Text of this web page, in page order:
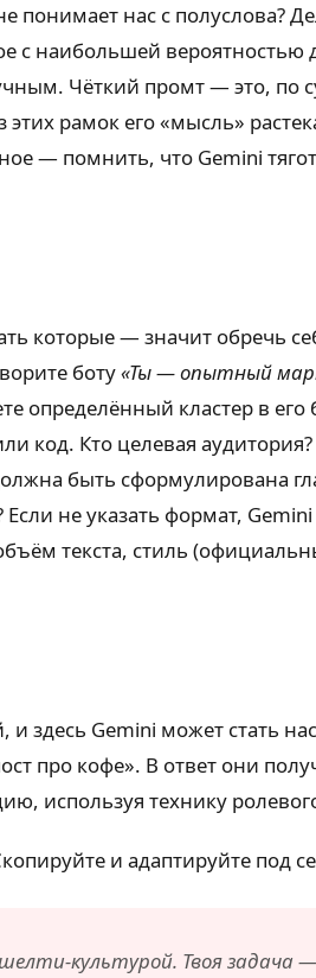
понимает нас с полуслова?
с наибольшей
Чёткий промт — это, по
рамок его «мысль»
— помнить, что Gemini
которые — значит обречь
боту«Ты — опытный
определённый кластер в
код. Кто целевая
быть сформулирована
не указать формат,
текста, стиль
здесь Gemini может стать
про кофе». В ответ они
используя технику
и адаптируйте под
культурой. Твоя